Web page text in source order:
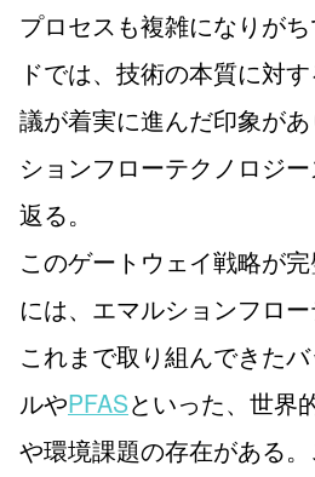
プロセスも複雑になりが
ドでは、技術の本質に対
議が着実に進んだ印象が
ションフローテクノロジ
返る。
このゲートウェイ戦略が
には、エマルションフロ
これまで取り組んできた
ルやPFASといった、世界
や環境課題の存在がある